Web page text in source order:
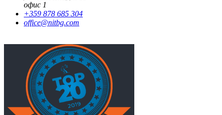
офис 1
+359 878 685 304
office@nitbg.com